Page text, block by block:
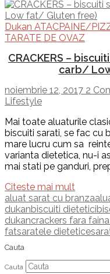
Dukan ATACPAINE/
TARATE DE OVAZ
CRACKERS –
carb/
noiembrie 12, 2017 2
Lifestyle
Mai toate aluaturile
biscuiti sarati, se fac cu
mare lucru cum sa
varianta dietetica, nu-i
mai stati pe ganduri,
Citeste mai mult
aluat sarat cu branza
dukanbiscuiti dietetici
dukancrackers fara
fatsaratele dietetice
Cauta
Cauta